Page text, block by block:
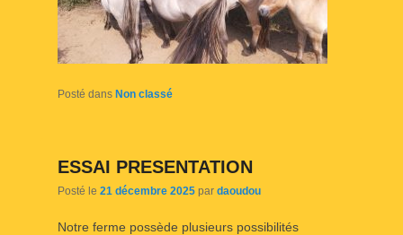
Posté dans Non classé
ESSAI PRESENTATION
Posté le 21 décembre 2025 par daoudou
Notre ferme possède plusieurs possibilités